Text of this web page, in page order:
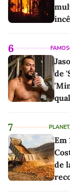
6
de
7
Em
de